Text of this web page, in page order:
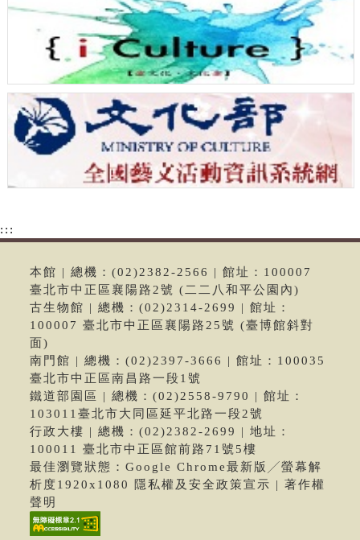
:::
本館 | 總機：(02)2382-2566 | 館址：100007
臺北市中正區襄陽路2號 (二二八和平公園內)
古生物館 | 總機：(02)2314-2699 | 館址：
100007 臺北市中正區襄陽路25號 (臺博館斜對
面)
南門館 | 總機：(02)2397-3666 | 館址：100035
臺北市中正區南昌路一段1號
鐵道部園區 | 總機：(02)2558-9790 | 館址：
103011臺北市大同區延平北路一段2號
行政大樓 | 總機：(02)2382-2699 | 地址：
100011 臺北市中正區館前路71號5樓
最佳瀏覽狀態：Google Chrome最新版╱螢幕解
析度1920x1080 隱私權及安全政策宣示 | 著作權
聲明